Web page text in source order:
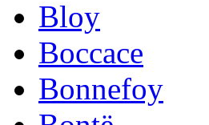
Bloy
Boccace
Bonnefoy